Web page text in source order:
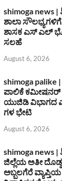
shimoga news |
ಶಾಲಾ ಸೌಲಭ್ಯಗಳಿಗೆ
ಶಾಸಕ ಎಸ್ ಎಲ್
ಸಲಹೆ
August 6, 2026
shimoga palike
ಪಾಲಿಕೆ ಕಮೀಷನರ್
ಯುಜಿಡಿ
ಗಳ ಭೇಟಿ
August 6, 2026
shimoga news |
ಜಿಲ್ಲೆಯ ಅತೀ ದೊಡ್ಡ
ಅಬ್ಬಲಗೆರೆ